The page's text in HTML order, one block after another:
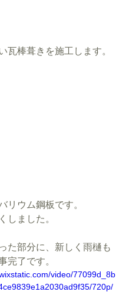
瓦棒葺きを施工します。
リウム鋼板です。
しました。
た部分に、新しく雨樋も
完了です。
video/77099d_8b
720p/